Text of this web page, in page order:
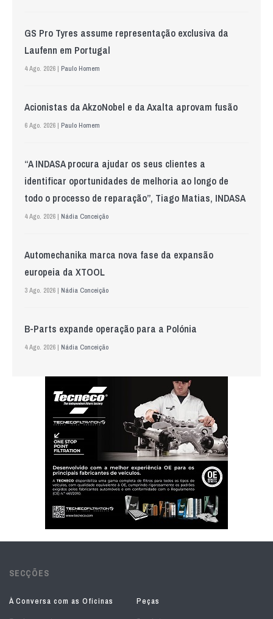
GS Pro Tyres assume representação exclusiva da
Laufenn em Portugal
4 Ago. 2026 | Paulo Homem
Acionistas da AkzoNobel e da Axalta aprovam fusão
6 Ago. 2026 | Paulo Homem
“A INDASA procura ajudar os seus clientes a
identificar oportunidades de melhoria ao longo de
todo o processo de reparação”, Tiago Matias, INDASA
4 Ago. 2026 | Nádia Conceição
Automechanika marca nova fase da expansão
europeia da XTOOL
3 Ago. 2026 | Nádia Conceição
B-Parts expande operação para a Polónia
4 Ago. 2026 | Nádia Conceição
SECÇÕES
À Conversa com as Oficinas
Peças